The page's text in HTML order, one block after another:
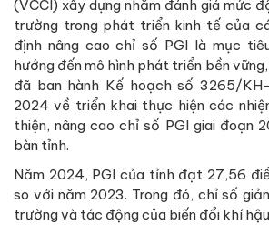
(VCCI) xây dựng nhằm đánh giá mức
trường trong phát triển kinh tế của
định nâng cao chỉ số PGI là mục
hướng đến mô hình phát triển bền
đã ban hành Kế hoạch số 3265/
2024 về triển khai thực hiện các
thiện, nâng cao chỉ số PGI giai đoạn
bàn tỉnh.
Năm 2024, PGI của tỉnh đạt 27,56
so với năm 2023. Trong đó, chỉ số
trường và tác động của biến đổi khí